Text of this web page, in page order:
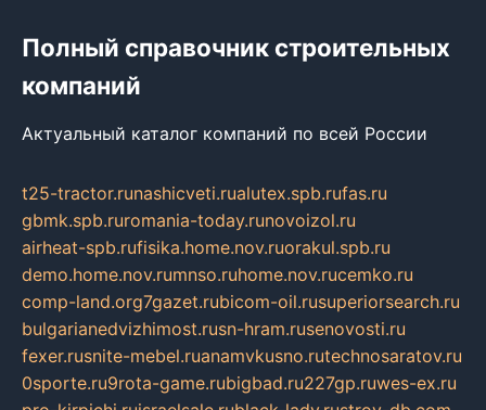
Полный справочник строительных
компаний
Актуальный каталог компаний по всей России
t25-tractor.runashicveti.rualutex.spb.rufas.ru
gbmk.spb.ruromania-today.runovoizol.ru
airheat-spb.rufisika.home.nov.ruorakul.spb.ru
demo.home.nov.rumnso.ruhome.nov.rucemko.ru
comp-land.org7gazet.rubicom-oil.rusuperiorsearch.ru
bulgarianedvizhimost.rusn-hram.rusenovosti.ru
fexer.rusnite-mebel.ruanamvkusno.rutechnosaratov.ru
0sporte.ru9rota-game.rubigbad.ru227gp.ruwes-ex.ru